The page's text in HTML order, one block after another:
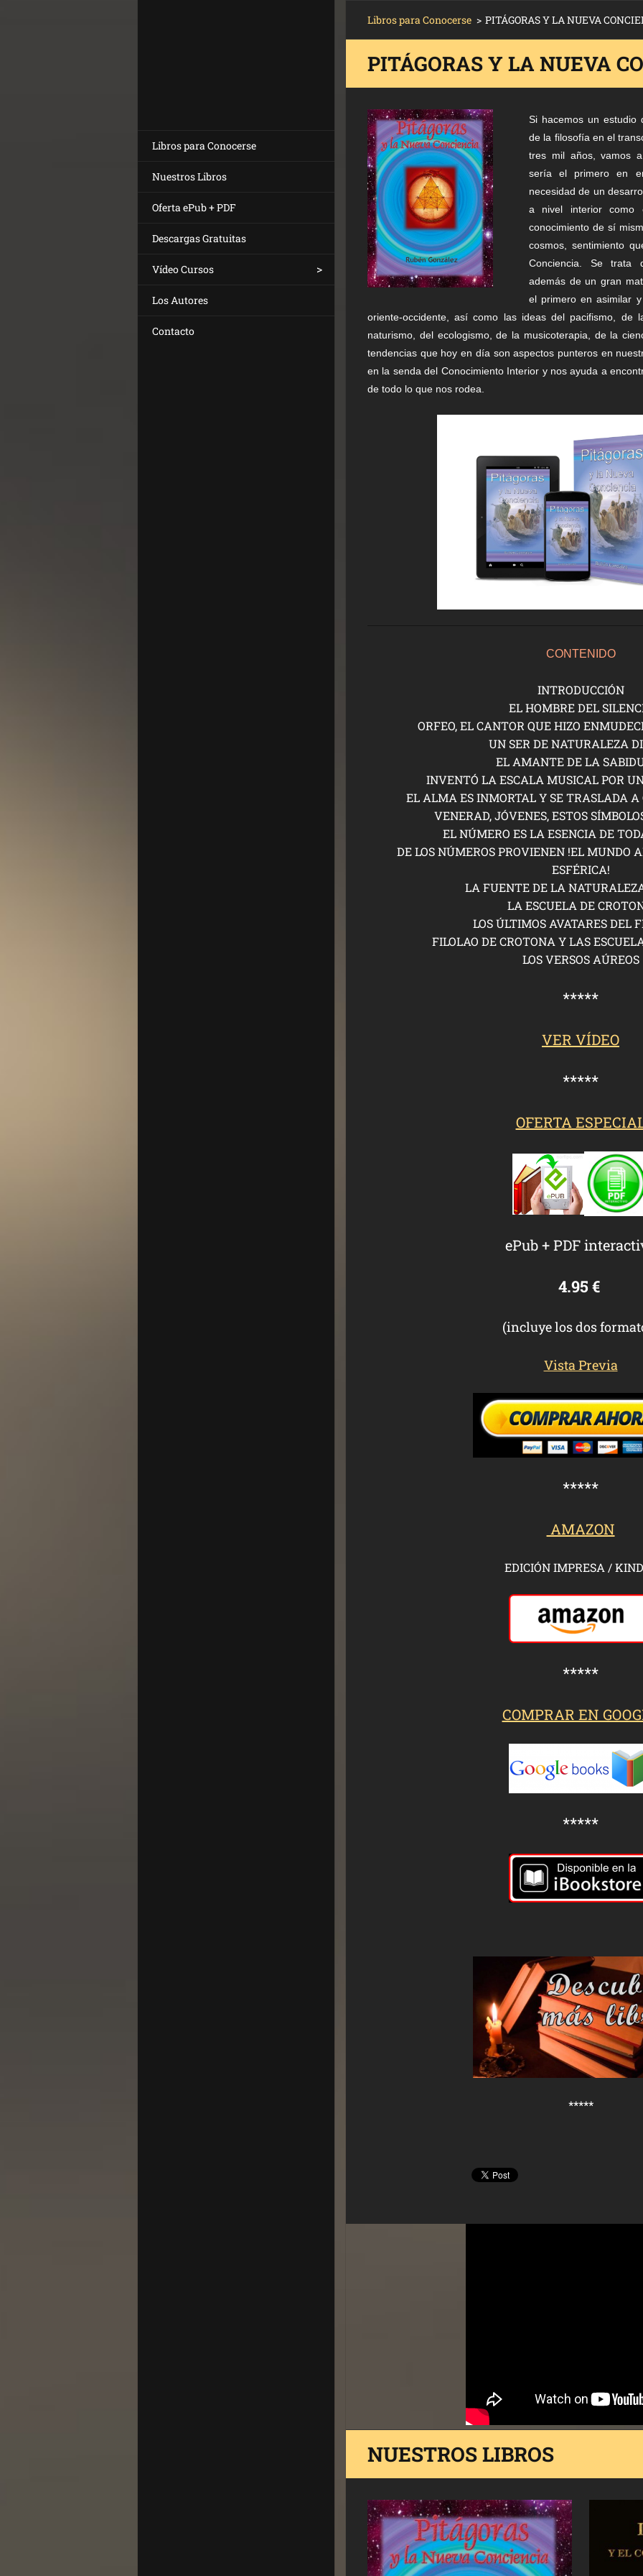
Libros para Conocerse
Nuestros Libros
Oferta ePub + PDF
Descargas Gratuitas
Vídeo Cursos
Los Autores
Contacto
Libros para Conocerse > PITÁGORAS Y LA NUEVA
PITÁGORAS Y LA NUEVA
Si hacemos un estudio
de la filosofía en el
tres mil años, vamos
sería el primero en
necesidad de un
a nivel interior como
conocimiento de sí
cosmos, sentimiento
Conciencia. Se trata
además de un gran
el primero en asimilar
oriente-occidente, así como las ideas del pacifismo, de
naturismo, del ecologismo, de la musicoterapia, de la
tendencias que hoy en día son aspectos punteros en
en la senda del Conocimiento Interior y nos ayuda a
de todo lo que nos rodea.
CONTENIDO
INTRODUCCIÓN
EL HOMBRE DEL
ORFEO, EL CANTOR QUE HIZO
UN SER DE NATURALEZA
EL AMANTE DE LA
INVENTÓ LA ESCALA MUSICAL POR
EL ALMA ES INMORTAL Y SE TRASLADA A
VENERAD, JÓVENES, ESTOS
EL NÚMERO ES LA ESENCIA DE
DE LOS NÚMEROS PROVIENEN !EL MUNDO
ESFÉRICA!
LA FUENTE DE LA
LA ESCUELA DE
LOS ÚLTIMOS AVATARES DEL
FILOLAO DE CROTONA Y LAS
LOS VERSOS AÚREOS
*****
VER VÍDEO
*****
OFERTA
ePub + PDF
4.95 €
(incluye los dos
Vista Previa
*****
AMAZON
EDICIÓN IMPRESA /
*****
COMPRAR EN
*****
*****
NUESTROS LIBROS